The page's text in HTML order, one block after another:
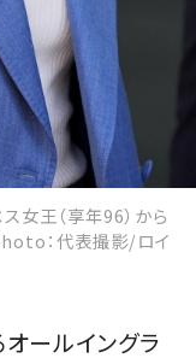
女王（享年96）から
：代表撮影/ロイ
ールイングラ